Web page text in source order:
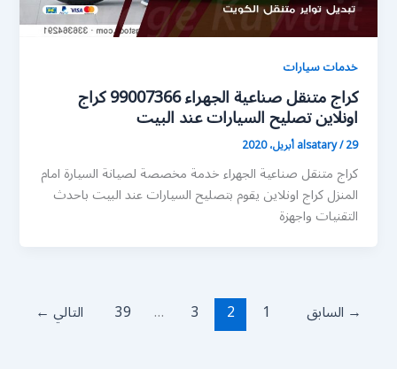
خدمات سيارات
كراج متنقل صناعية الجهراء 99007366 كراج
اونلاين تصليح السيارات عند البيت
alsatary/29 أبريل، 2020
كراج متنقل صناعية الجهراء خدمة مخصصة لصيانة السيارة امام
المنزل كراج اونلاين يقوم بتصليح السيارات عند البيت باحدث
التقنيات واجهزة
→ السابق 1
2
3
…
39 التالي ←